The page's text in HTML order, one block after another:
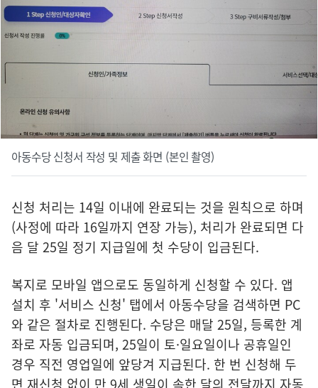
아동수당 신청서 작성 및 제출 화면 (본인 촬영)
신청 처리는 14일 이내에 완료되는 것을 원칙으로 하며
(사정에 따라 16일까지 연장 가능), 처리가 완료되면 다
음 달 25일 정기 지급일에 첫 수당이 입금된다.
복지로 모바일 앱으로도 동일하게 신청할 수 있다. 앱
설치 후 '서비스 신청' 탭에서 아동수당을 검색하면 PC
와 같은 절차로 진행된다. 수당은 매달 25일, 등록한 계
좌로 자동 입금되며, 25일이 토·일요일이나 공휴일인
경우 직전 영업일에 앞당겨 지급된다. 한 번 신청해 두
면 재신청 없이 만 9세 생일이 속한 달의 전달까지 자동